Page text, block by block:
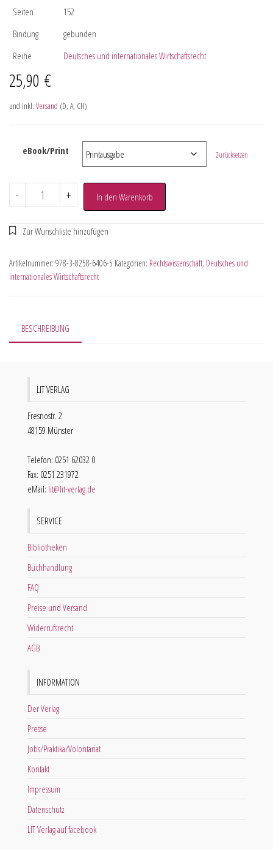
Seiten
152
Bindung
gebunden
Reihe
Deutsches und internationales Wirtschaftsrecht
25,90 €
und inkl. Versand (D, A, CH)
eBook/Print Zurücksetzen
- + In den Warenkorb
Artikelnummer: 978-3-8258-6406-5 Kategorien: Rechtswissenschaft, Deutsches und
internationales Wirtschaftsrecht
BESCHREIBUNG
LIT VERLAG
Fresnostr. 2
48159 Münster
Telefon: 0251 62032 0
Fax: 0251 231972
eMail: lit@lit-verlag.de
SERVICE
Bibliotheken
Buchhandlung
FAQ
Preise und Versand
Widerrufsrecht
AGB
INFORMATION
Der Verlag
Presse
Jobs/Praktika/Volontariat
Kontakt
Impressum
Datenschutz
LIT Verlag auf facebook